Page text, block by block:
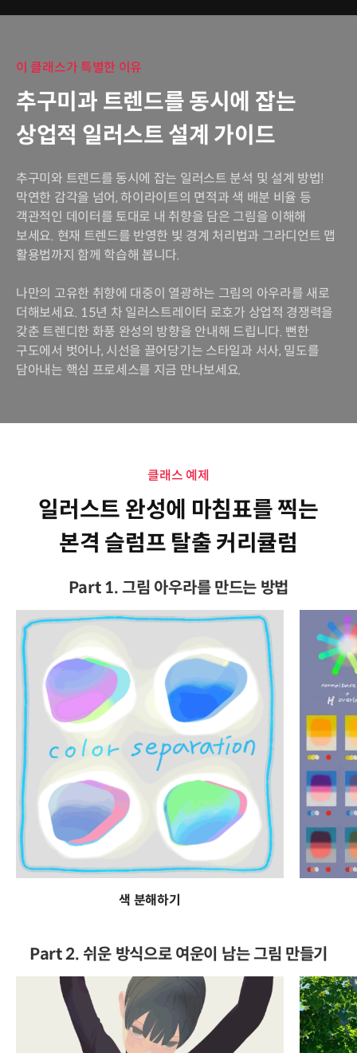
이 클래스가 특별한 이유
추구미과 트렌드를 동시에 잡는
상업적 일러스트 설계 가이드
추구미와 트렌드를 동시에 잡는 일러스트 분석 및 설계 방법!
막연한 감각을 넘어, 하이라이트의 면적과 색 배분 비율 등
객관적인 데이터를 토대로 내 취향을 담은 그림을 이해해
보세요. 현재 트렌드를 반영한 빛 경계 처리법과 그라디언트 맵
활용법까지 함께 학습해 봅니다.
나만의 고유한 취향에 대중이 열광하는 그림의 아우라를 새로
더해보세요. 15년 차 일러스트레이터 로호가 상업적 경쟁력을
갖춘 트렌디한 화풍 완성의 방향을 안내해 드립니다. 뻔한
구도에서 벗어나, 시선을 끌어당기는 스타일과 서사, 밀도를
담아내는 핵심 프로세스를 지금 만나보세요.
클래스 예제
일러스트 완성에 마침표를 찍는
본격 슬럼프 탈출 커리큘럼
Part 1. 그림 아우라를 만드는 방법
색 분해하기
Part 2. 쉬운 방식으로 여운이 남는 그림 만들기